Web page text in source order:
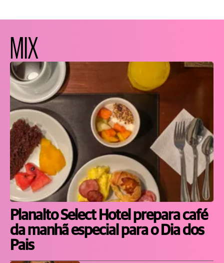
MIX
Planalto Select Hotel prepara café
da manhã especial para o Dia dos
Pais